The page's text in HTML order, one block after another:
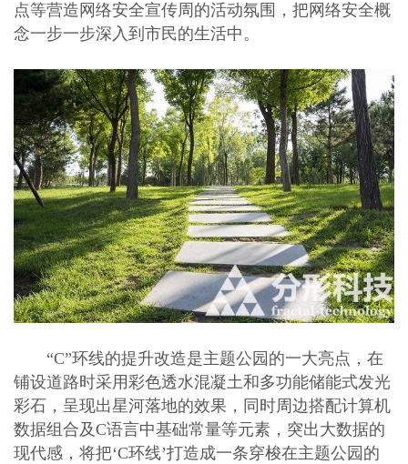
点等营造网络安全宣传周的活动氛围，把网络安全概
念一步一步深入到市民的生活中。
“C”环线的提升改造是主题公园的一大亮点，在
铺设道路时采用彩色透水混凝土和多功能储能式发光
彩石，呈现出星河落地的效果，同时周边搭配计算机
数据组合及C语言中基础常量等元素，突出大数据的
现代感，将把‘C环线’打造成一条穿梭在主题公园的